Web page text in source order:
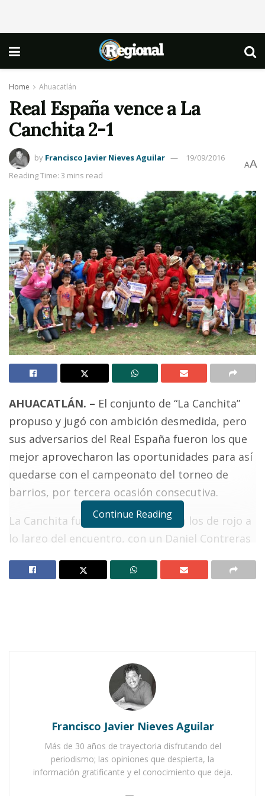
Home Ahuacatlán
Real España vence a La
Canchita 2-1
by Francisco Javier Nieves Aguilar
19/09/2016
Reading Time: 3 mins read
AA
AHUACATLÁN. – El conjunto de “La Canchita”
propuso y jugó con ambición desmedida, pero
sus adversarios del Real España fueron los que
mejor aprovecharon las oportunidades para así
quedarse con el campeonato del torneo de
barrios, por tercera ocasión consecutiva.
La Canchita fue un difícil rival para los de rojo a
lo largo del encuentro, con un Daniel Contreras
un Enrique Hernández lanzando algunos tiros
Inicia torneo de barrios en Santa María del
Oro, edición cincuentenario
San José de Mojarras se corona campeón del torneo
de futbol de la zona sur
Continue Reading
Francisco Javier Nieves Aguilar
Más de 30 años de trayectoria disfrutando del
periodismo; las opiniones que despierta, la
información gratificante y el conocimiento que deja.